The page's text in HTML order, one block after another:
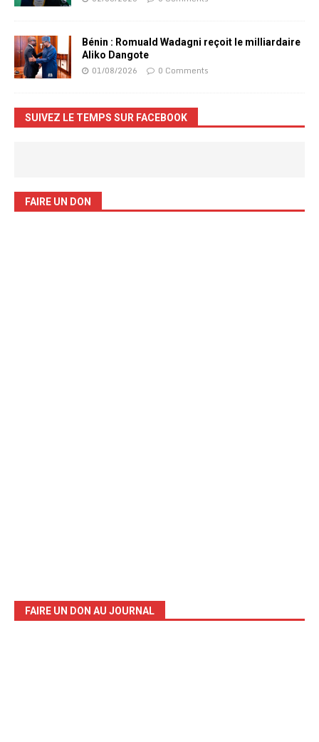
Bénin : Romuald Wadagni reçoit le milliardaire
Aliko Dangote
01/08/2026 0 Comments
SUIVEZ LE TEMPS SUR FACEBOOK
FAIRE UN DON
FAIRE UN DON AU JOURNAL